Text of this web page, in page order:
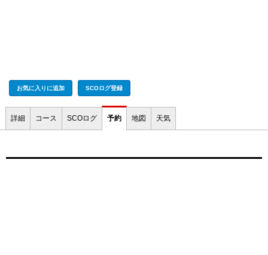
お気に入りに追加 SCOログ登録
詳細 コース SCOログ 予約 地図 天気